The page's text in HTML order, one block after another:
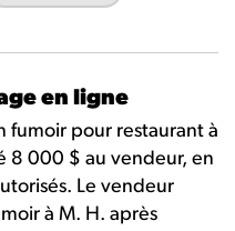
en ligne
fumoir pour restaurant à
8 000 $ au vendeur, en
Le vendeur
à M. H. après